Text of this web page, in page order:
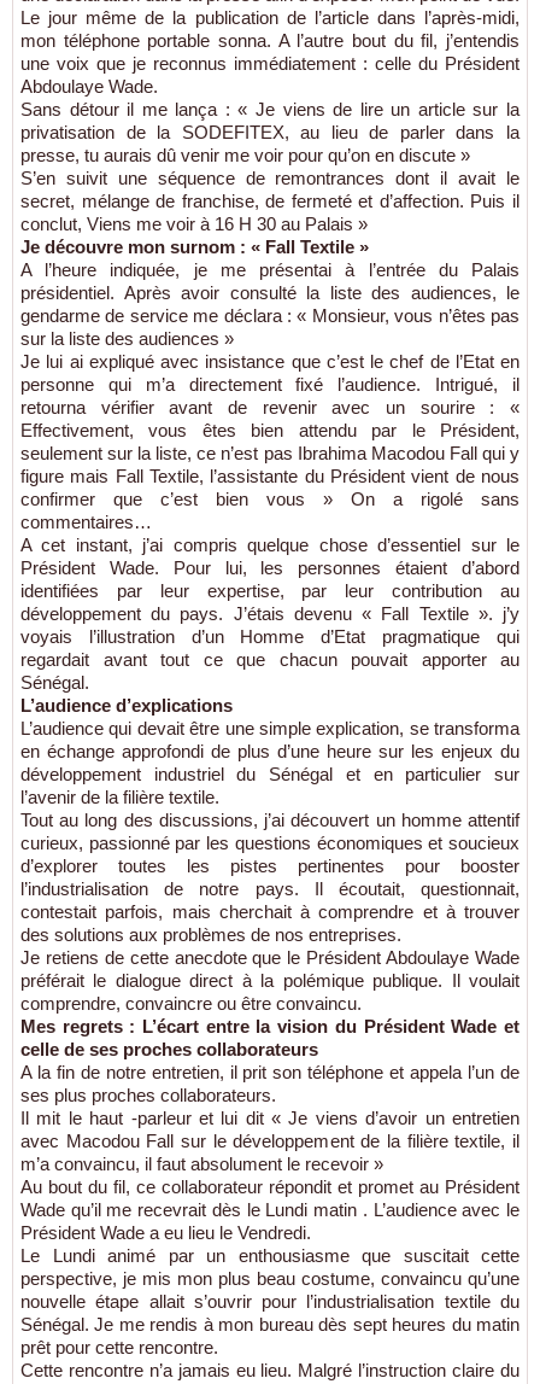
Le jour même de la publication de l’article dans l’après-midi,
mon téléphone portable sonna. A l’autre bout du fil, j’entendis
une voix que je reconnus immédiatement : celle du Président
Abdoulaye Wade.
Sans détour il me lança : « Je viens de lire un article sur la
privatisation de la SODEFITEX, au lieu de parler dans la
presse, tu aurais dû venir me voir pour qu’on en discute »
S’en suivit une séquence de remontrances dont il avait le
secret, mélange de franchise, de fermeté et d’affection. Puis il
conclut, Viens me voir à 16 H 30 au Palais »
Je découvre mon surnom : « Fall Textile »
A l’heure indiquée, je me présentai à l’entrée du Palais
présidentiel. Après avoir consulté la liste des audiences, le
gendarme de service me déclara : « Monsieur, vous n’êtes pas
sur la liste des audiences »
Je lui ai expliqué avec insistance que c’est le chef de l’Etat en
personne qui m’a directement fixé l’audience. Intrigué, il
retourna vérifier avant de revenir avec un sourire : «
Effectivement, vous êtes bien attendu par le Président,
seulement sur la liste, ce n’est pas Ibrahima Macodou Fall qui y
figure mais Fall Textile, l’assistante du Président vient de nous
confirmer que c’est bien vous » On a rigolé sans
commentaires…
A cet instant, j’ai compris quelque chose d’essentiel sur le
Président Wade. Pour lui, les personnes étaient d’abord
identifiées par leur expertise, par leur contribution au
développement du pays. J’étais devenu « Fall Textile ». j’y
voyais l’illustration d’un Homme d’Etat pragmatique qui
regardait avant tout ce que chacun pouvait apporter au
Sénégal.
L’audience d’explications
L’audience qui devait être une simple explication, se transforma
en échange approfondi de plus d’une heure sur les enjeux du
développement industriel du Sénégal et en particulier sur
l’avenir de la filière textile.
Tout au long des discussions, j’ai découvert un homme attentif
curieux, passionné par les questions économiques et soucieux
d’explorer toutes les pistes pertinentes pour booster
l’industrialisation de notre pays. Il écoutait, questionnait,
contestait parfois, mais cherchait à comprendre et à trouver
des solutions aux problèmes de nos entreprises.
Je retiens de cette anecdote que le Président Abdoulaye Wade
préférait le dialogue direct à la polémique publique. Il voulait
comprendre, convaincre ou être convaincu.
Mes regrets : L’écart entre la vision du Président Wade et
celle de ses proches collaborateurs
A la fin de notre entretien, il prit son téléphone et appela l’un de
ses plus proches collaborateurs.
Il mit le haut -parleur et lui dit « Je viens d’avoir un entretien
avec Macodou Fall sur le développement de la filière textile, il
m’a convaincu, il faut absolument le recevoir »
Au bout du fil, ce collaborateur répondit et promet au Président
Wade qu’il me recevrait dès le Lundi matin . L’audience avec le
Président Wade a eu lieu le Vendredi.
Le Lundi animé par un enthousiasme que suscitait cette
perspective, je mis mon plus beau costume, convaincu qu’une
nouvelle étape allait s’ouvrir pour l’industrialisation textile du
Sénégal. Je me rendis à mon bureau dès sept heures du matin
prêt pour cette rencontre.
Cette rencontre n’a jamais eu lieu. Malgré l’instruction claire du